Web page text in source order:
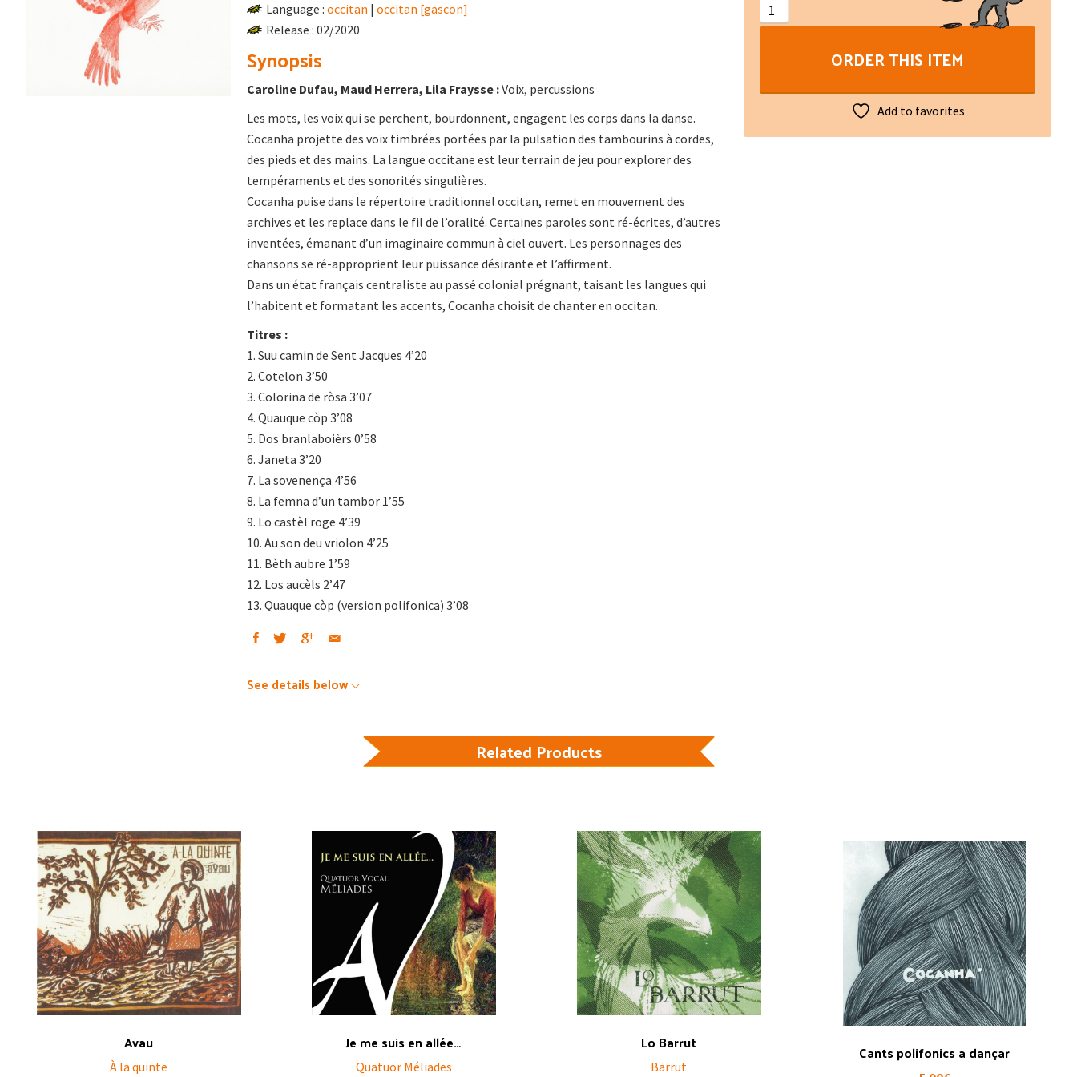
Language : occitan | occitan [gascon]
Release : 02/2020
Synopsis
Caroline Dufau, Maud Herrera, Lila Fraysse :Voix, percussions
Les mots, les voix qui se perchent, bourdonnent, engagent les corps dans la danse.
Cocanha projette des voix timbrées portées par la pulsation des tambourins à cordes,
des pieds et des mains. La langue occitane est leur terrain de jeu pour explorer des
tempéraments et des sonorités singulières.
Cocanha puise dans le répertoire traditionnel occitan, remet en mouvement des
archives et les replace dans le fil de l’oralité. Certaines paroles sont ré-écrites, d’autres
inventées, émanant d’un imaginaire commun à ciel ouvert. Les personnages des
chansons se ré-approprient leur puissance désirante et l’affirment.
Dans un état français centraliste au passé colonial prégnant, taisant les langues qui
l’habitent et formatant les accents, Cocanha choisit de chanter en occitan.
Titres :
1. Suu camin de Sent Jacques 4’20
2. Cotelon 3’50
3. Colorina de ròsa 3’07
4. Quauque còp 3’08
5. Dos branlaboièrs 0’58
6. Janeta 3’20
7. La sovenença 4’56
8. La femna d’un tambor 1’55
9. Lo castèl roge 4’39
10. Au son deu vriolon 4’25
11. Bèth aubre 1’59
12. Los aucèls 2’47
13. Quauque còp (version polifonica) 3’08
See details below
ORDER THIS ITEM
Add to favorites
Related Products
Avau
À la quinte
Je me suis en allée…
Quatuor Méliades
Lo Barrut
Barrut
Cants polifonics a dançar